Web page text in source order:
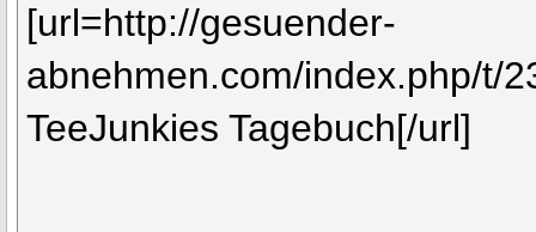
[url=http://gesuender-
abnehmen.com/index.php/t/
TeeJunkies Tagebuch[/url]